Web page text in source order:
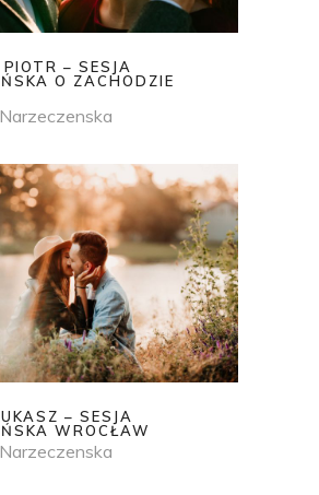
– SESJA
O ZACHODZIE
– SESJA
WROCŁAW